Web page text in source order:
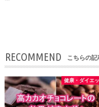
RECOMMEND こちらの記
健康・ダイエ